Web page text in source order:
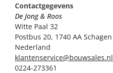
Contactgegevens
De Jong & Roos
Witte Paal 32
Postbus 20, 1740 AA Schagen
Nederland
klantenservice@bouwsales.nl
0224-273361